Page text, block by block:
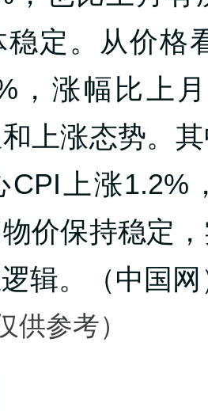
定。从价格
，涨幅比上
上涨态势。
CPI上涨1.2%
价保持稳定
辑。（中国网
供参考）